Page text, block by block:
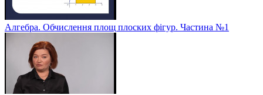
Алгебра. Обчислення площ плоских фігур. Частина №1